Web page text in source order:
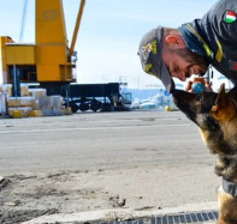
Contatti